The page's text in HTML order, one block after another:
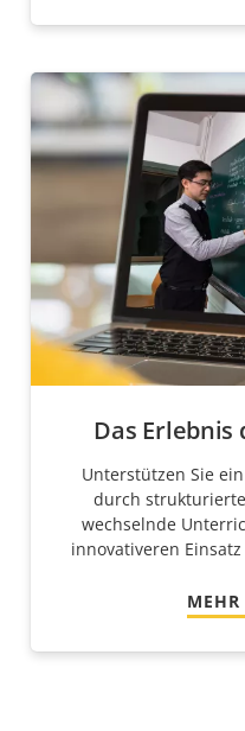
Das
Unterstützen Sie
durch
wechselnde
innovativeren
MEHR